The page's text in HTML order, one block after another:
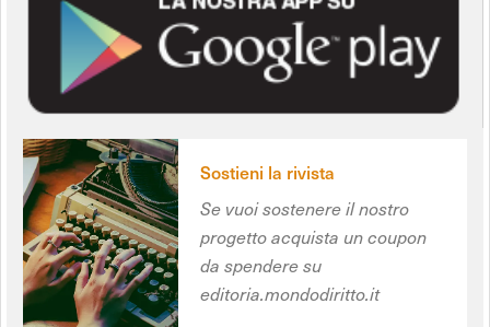
Sostieni la rivista
Se vuoi sostenere il nostro
progetto acquista un coupon
da spendere su
editoria.mondodiritto.it